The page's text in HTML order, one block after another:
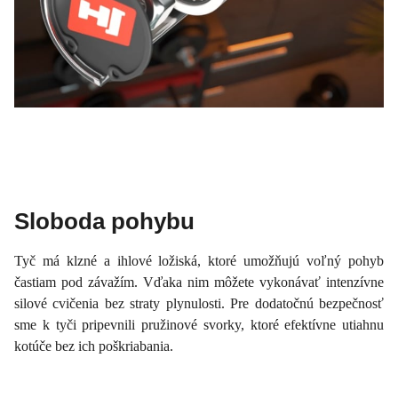
Sloboda pohybu
Tyč má klzné a ihlové ložiská, ktoré umožňujú voľný pohyb
častiam pod závažím. Vďaka nim môžete vykonávať intenzívne
silové cvičenia bez straty plynulosti. Pre dodatočnú bezpečnosť
sme k tyči pripevnili pružinové svorky, ktoré efektívne utiahnu
kotúče bez ich poškriabania.